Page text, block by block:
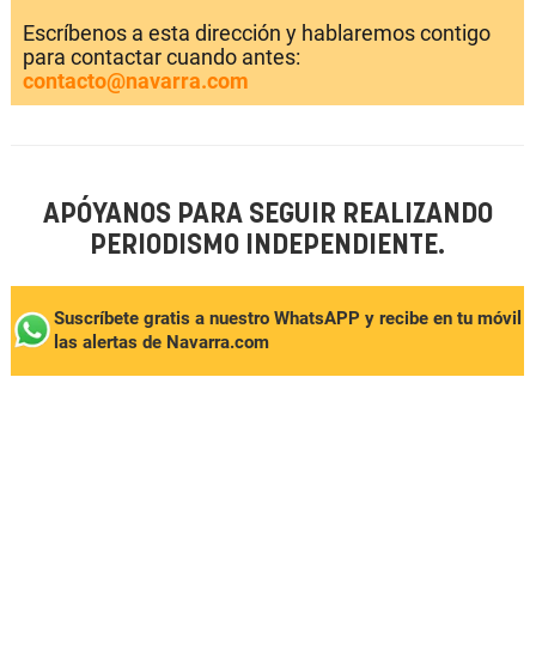
Escríbenos a esta dirección y hablaremos contigo
para contactar cuando antes:
contacto@navarra.com
APÓYANOS PARA SEGUIR REALIZANDO
PERIODISMO INDEPENDIENTE.
Suscríbete gratis a nuestro WhatsAPP y recibe en tu móvil
las alertas de Navarra.com